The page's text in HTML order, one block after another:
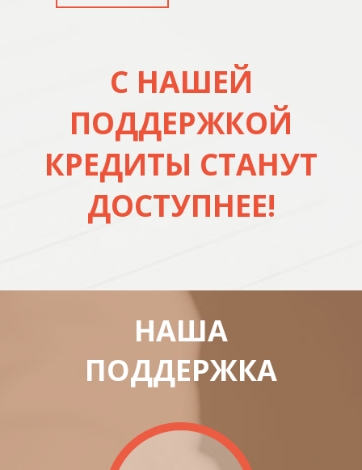
С НАШЕЙ
ПОДДЕРЖКОЙ
КРЕДИТЫ СТАНУТ
ДОСТУПНЕЕ!
НАША
ПОДДЕРЖКА